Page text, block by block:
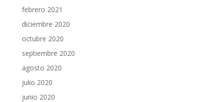
febrero 2021
diciembre 2020
octubre 2020
septiembre 2020
agosto 2020
julio 2020
junio 2020